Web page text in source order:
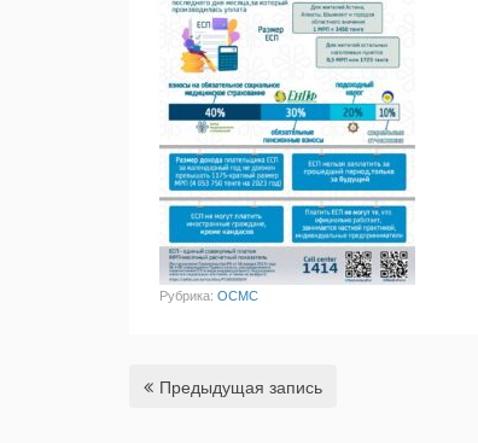
Рубрика: ОСМС
Предыдущая запись